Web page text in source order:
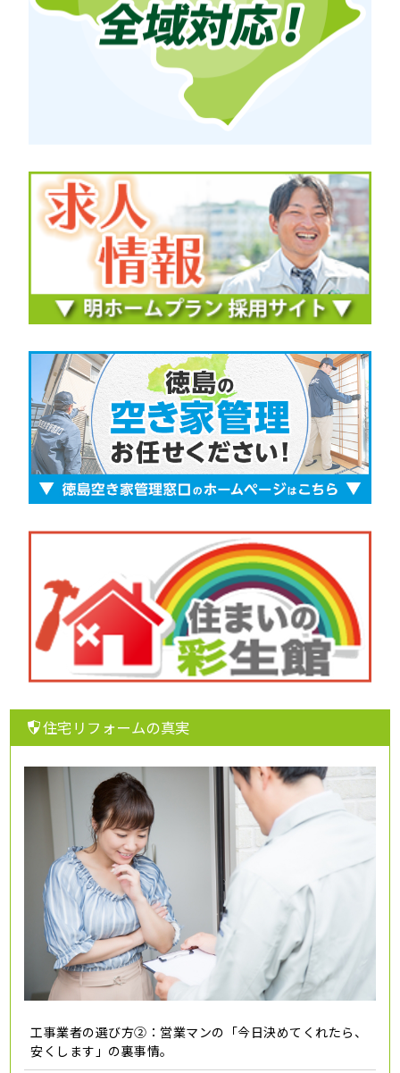
住宅リフォームの真実
工事業者の選び方②：営業マンの「今日決めてくれたら、
安くします」の裏事情。